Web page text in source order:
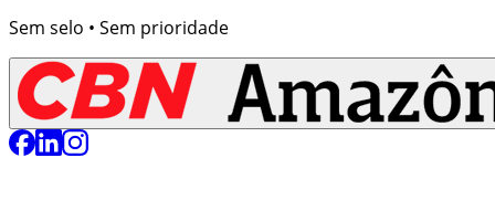
Sem selo • Sem prioridade